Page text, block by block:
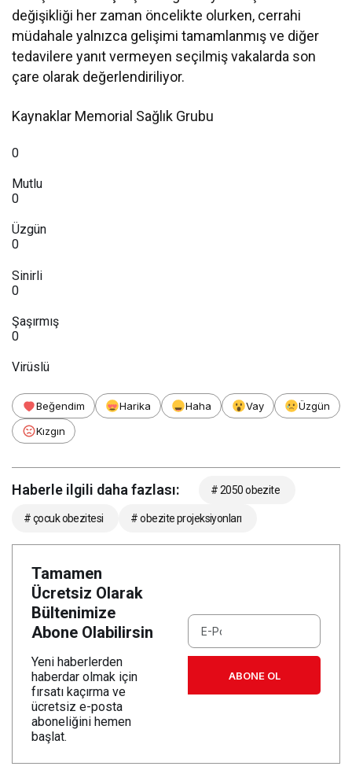
değişikliği her zaman öncelikte olurken, cerrahi
müdahale yalnızca gelişimi tamamlanmış ve diğer
tedavilere yanıt vermeyen seçilmiş vakalarda son
çare olarak değerlendiriliyor.
Kaynaklar Memorial Sağlık Grubu
0
Mutlu
0
Üzgün
0
Sinirli
0
Şaşırmış
0
Virüslü
Beğendim Harika Haha Vay
Üzgün
Kızgın
Haberle ilgili daha fazlası: # 2050 obezite
# çocuk obezitesi # obezite projeksiyonları
Tamamen
Ücretsiz Olarak
Bültenimize
Abone Olabilirsin
Yeni haberlerden
haberdar olmak için
fırsatı kaçırma ve
ücretsiz e-posta
aboneliğini hemen
başlat.
ABONE OL